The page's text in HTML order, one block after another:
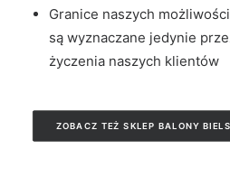
Granice naszych
są wyznaczane jedynie
życzenia naszych klientów
ZOBACZ TEŻ SKLEP BALONY